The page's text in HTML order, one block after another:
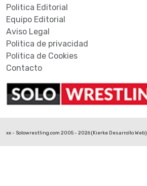
Politica Editorial
Equipo Editorial
Aviso Legal
Politica de privacidad
Politica de Cookies
Contacto
xx - Solowrestling.com 2005 - 2026 (Kierke Desarrollo Web)